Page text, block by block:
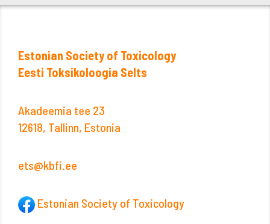
Estonian Society of Toxicology
Eesti Toksikoloogia Selts
Akadeemia tee 23
12618, Tallinn, Estonia
ets@kbfi.ee
Estonian Society of Toxicology